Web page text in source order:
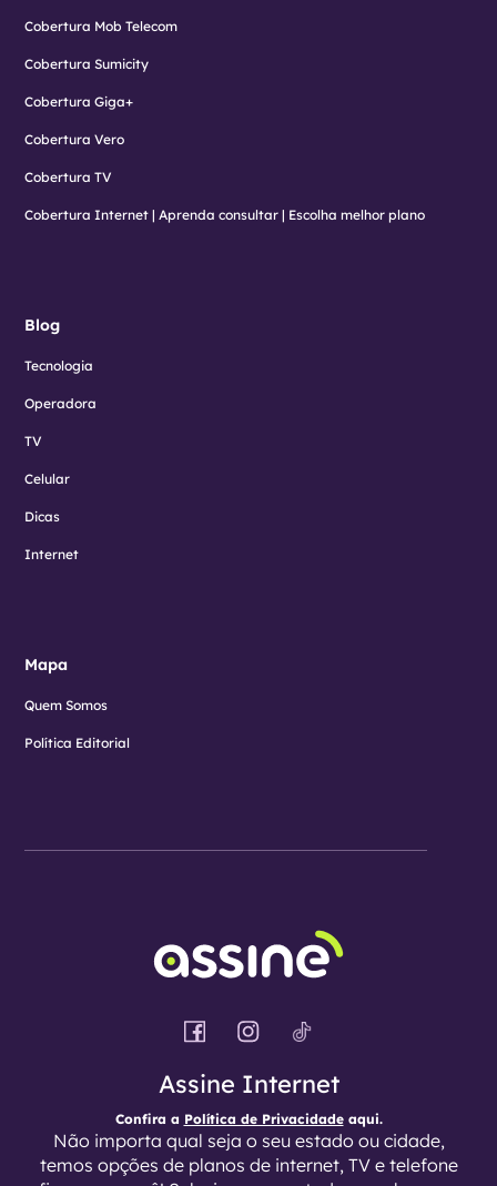
Cobertura Mob Telecom
Cobertura Sumicity
Cobertura Giga+
Cobertura Vero
Cobertura TV
Cobertura Internet | Aprenda consultar | Escolha melhor plano
Blog
Tecnologia
Operadora
TV
Celular
Dicas
Internet
Mapa
Quem Somos
Política Editorial
Assine Internet
Confira a Política de Privacidadeaqui.
Não importa qual seja o seu estado ou cidade,
temos opções de planos de internet, TV e telefone